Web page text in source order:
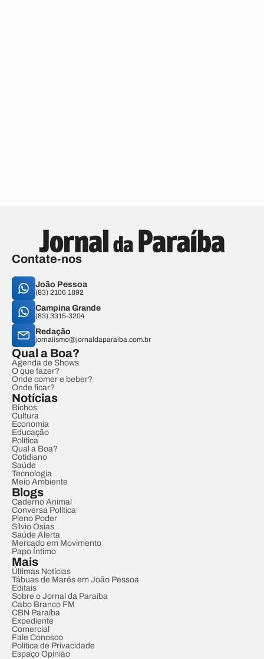
Contate-nos
João Pessoa
(83) 2106.1892
Campina Grande
(83) 3315-3204
Redação
jornalismo@jornaldaparaiba.com.br
Qual a Boa?
Agenda de Shows
O que fazer?
Onde comer e beber?
Onde ficar?
Notícias
Bichos
Cultura
Economia
Educação
Política
Qual a Boa?
Cotidiano
Saúde
Tecnologia
Meio Ambiente
Blogs
Caderno Animal
Conversa Política
Pleno Poder
Sílvio Osias
Saúde Alerta
Mercado em Movimento
Papo Íntimo
Mais
Últimas Notícias
Tábuas de Marés em João Pessoa
Editais
Sobre o Jornal da Paraíba
Cabo Branco FM
CBN Paraíba
Expediente
Comercial
Fale Conosco
Política de Privacidade
Espaço Opinião